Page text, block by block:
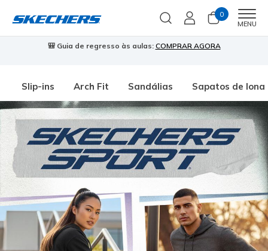
0
MENU
🎒 Guia de regresso às aulas: COMPRAR AGORA
Slip-ins Arch Fit Sandálias Sapatos de lona